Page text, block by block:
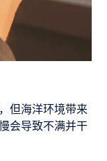
但海洋环境带来
会导致不满并干